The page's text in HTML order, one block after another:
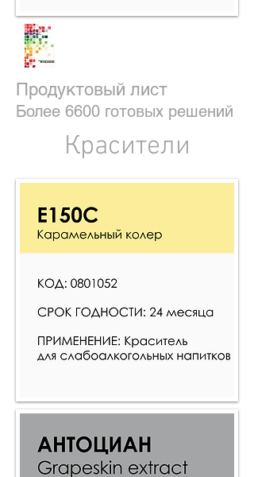
Красители
Продуктовый лист
Более 6600 готовых решений